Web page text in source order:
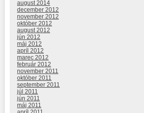
august 2014
december 2012
november 2012
október 2012
august 2012
jún 2012
máj 2012
apríl 2012
marec 2012
február 2012
november 2011
október 2011
september 2011
júl 2011
jún 2011
máj 2011